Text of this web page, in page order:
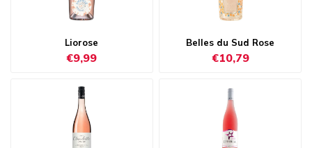
Liorose
€9,99
Belles du Sud Rose
€10,79